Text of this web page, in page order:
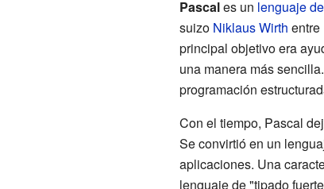
Pascales un lenguaje
suizo Niklaus Wirth entre
principal objetivo era
una manera más
programación
Con el tiempo, Pascal
Se convirtió en un
aplicaciones. Una
lenguaje de "tipado